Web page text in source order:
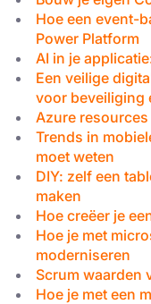
Hoe een event-
Power Platform
AI in je
Een veilige
voor beveiliging
Azure
Trends in
moet weten
DIY: zelf een
maken
Hoe creëer je
Hoe je met
moderniseren
Scrum waarden
Hoe je met een
DETAILS